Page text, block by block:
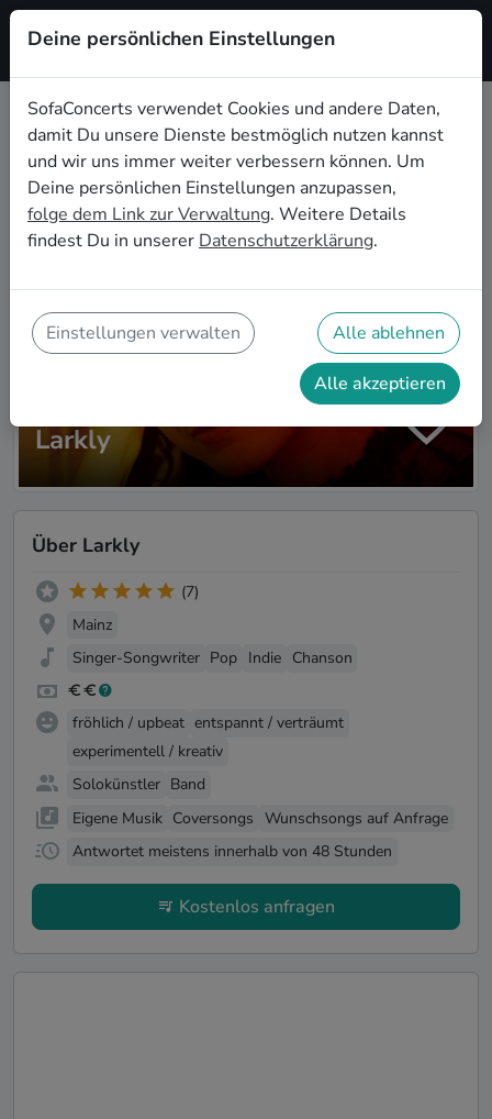
Registrieren
Zur Artistsuche
Larkly
Über Larkly
(7)
Mainz
Singer-Songwriter Pop Indie Chanson
fröhlich / upbeat entspannt / verträumt
experimentell / kreativ
Solokünstler Band
Eigene Musik Coversongs Wunschsongs auf Anfrage
Antwortet meistens innerhalb von 48 Stunden
Kostenlos anfragen
Deine persönlichen Einstellungen
SofaConcerts verwendet Cookies und andere Daten,
damit Du unsere Dienste bestmöglich nutzen kannst
und wir uns immer weiter verbessern können. Um
Deine persönlichen Einstellungen anzupassen,
folge dem Link zur Verwaltung. Weitere Details
findest Du in unserer Datenschutzerklärung.
Einstellungen verwalten Alle ablehnen
Alle akzeptieren